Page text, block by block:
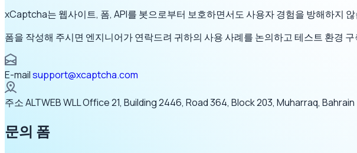
xCaptcha는 웹사이트, 폼, API를 봇으로부터 보호하면서도 사용자 경험을 방해하지
폼을 작성해 주시면 엔지니어가 연락드려 귀하의 사용 사례를 논의하고 테스트 환경
E-mailsupport@xcaptcha.com
주소ALTWEB WLL Office 21, Building 2446, Road 364, Block 203, Muharraq, Bahrain
문의 폼